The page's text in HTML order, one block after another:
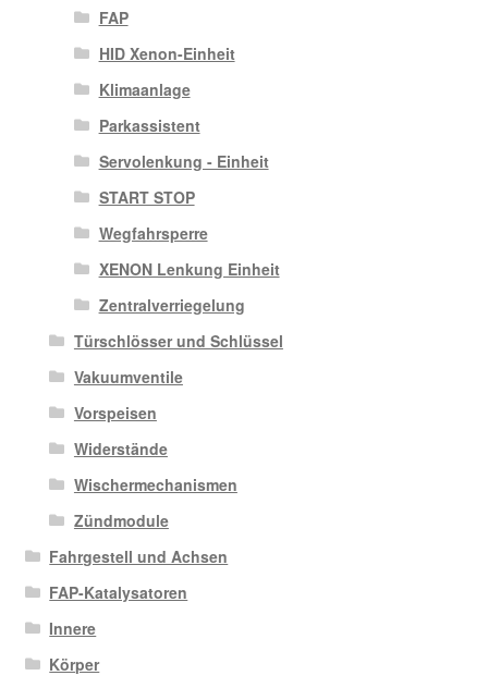
FAP
HID Xenon-Einheit
Klimaanlage
Parkassistent
Servolenkung - Einheit
START STOP
Wegfahrsperre
XENON Lenkung Einheit
Zentralverriegelung
Türschlösser und Schlüssel
Vakuumventile
Vorspeisen
Widerstände
Wischermechanismen
Zündmodule
Fahrgestell und Achsen
FAP-Katalysatoren
Innere
Körper